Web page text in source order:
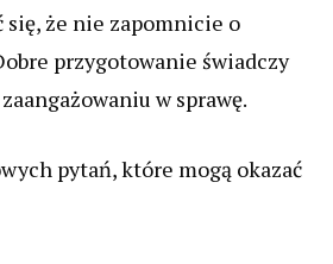
że nie zapomnicie o
przygotowanie świadczy
w sprawę.
pytań, które mogą okazać